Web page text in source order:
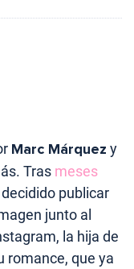
Marc Márquez y
Tras meses
publicar
junto al
la hija de
romance, que ya